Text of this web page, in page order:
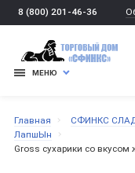
8 (800) 201-46-36
МЕНЮ
Главная СФИНКС
ЛапшЫн
Gross сухарики со